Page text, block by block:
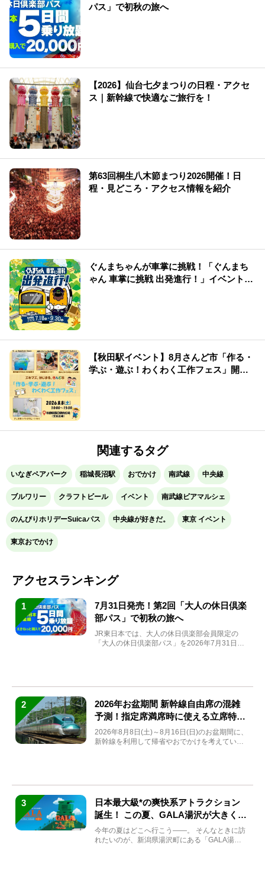
パス」で初秋の旅へ
【2026】仙台七夕まつりの日程・アクセ
ス｜新幹線で快適なご旅行を！
第63回桐生八木節まつり2026開催！日
程・見どころ・アクセス情報を紹介
ぐんまちゃんが車掌に挑戦！「ぐんまち
ゃん 車掌に挑戦 出発進行！」イベント情
【秋田駅イベント】8月さんど市「作る・
学ぶ・遊ぶ！わくわく工作フェス」開
関連するタグ
いなぎペアパーク 稲城長沼駅 おでかけ 南武線 中央線
ブルワリー クラフトビール イベント 南武線ビアマルシェ
のんびりホリデーSuicaパス 中央線が好きだ。 東京 イベント
東京おでかけ
アクセスランキング
1
7月31日発売！第2回「大人の休日倶楽
部パス」で初秋の旅へ
JR東日本では、大人の休日倶楽部会員限定の
「大人の休日倶楽部パス」を2026年7月31日
2
2026年お盆期間 新幹線自由席の混雑
予測！指定席満席時に使える立席特急
券も解説
2026年8月8日(土)～8月16日(日)のお盆期間に、
新幹線を利用して帰省やおでかけを考えている
3
日本最大級*の爽快系アトラクション
誕生！ この夏、GALA湯沢が大きく生
まれ変わる
今年の夏はどこへ行こう――。 そんなときに訪
れたいのが、新潟県湯沢町にある「GALA湯